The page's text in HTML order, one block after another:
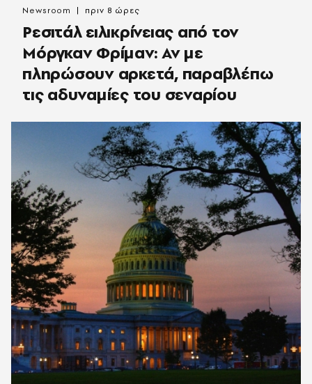
Ρεσιτάλ ειλικρίνειας από τον
Μόργκαν Φρίμαν: Αν με
πληρώσουν αρκετά, παραβλέπω
τις αδυναμίες του σεναρίου
Newsroom πριν 8 ώρες